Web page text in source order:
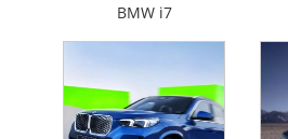
BMW i7